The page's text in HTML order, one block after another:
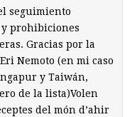
seguimiento
y prohibiciones
Gracias por la
Nemoto (en mi caso
y Taiwán,
de la lista)Volen
del món d’ahir